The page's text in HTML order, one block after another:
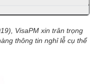
VisaPM xin trân trọng
thông tin nghỉ lễ cụ thể